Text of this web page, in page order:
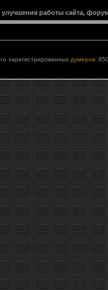
работы сайта,
зарегистрированных думеров: